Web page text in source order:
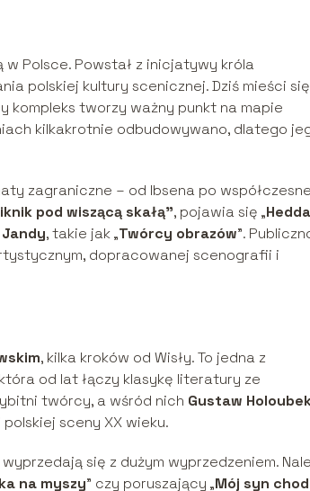
Polsce. Powstał z inicjatywy króla
polskiej kultury scenicznej. Dziś mieści
kompleks tworzy ważny punkt na mapie
kilkakrotnie odbudowywano, dlatego
zagraniczne – od Ibsena po współczesne
pod wiszącą skałą”, pojawia się „Hedda
, takie jak „Twórcy obrazów”.
dopracowanej scenografii i
, kilka kroków od Wisły. To jedna z
od lat łączy klasykę literatury ze
twórcy, a wśród nich Gustaw
sceny XX wieku.
się z dużym wyprzedzeniem.
na myszy” czy poruszający „Mój syn